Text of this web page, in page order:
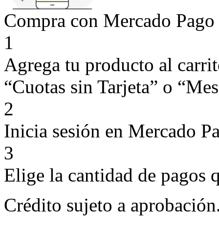
Compra con Mercado
1
Agrega tu producto al
“Cuotas sin Tarjeta” o
2
Inicia sesión en Mercado
3
Elige la cantidad de pagos
Crédito sujeto a